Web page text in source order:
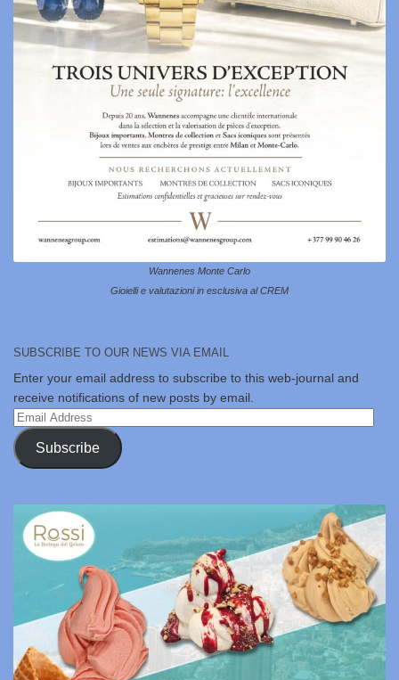
Wannenes Monte Carlo
Gioielli e valutazioni in esclusiva al CREM
SUBSCRIBE TO OUR NEWS VIA EMAIL
Enter your email address to subscribe to this web-journal and
receive notifications of new posts by email.
Email
Address
Subscribe